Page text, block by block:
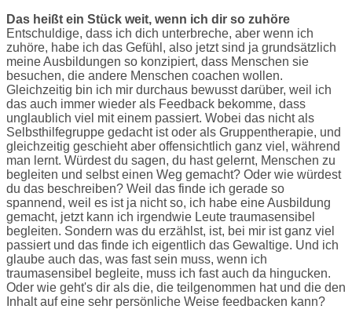
Das heißt ein Stück weit, wenn ich dir so zuhöre
Entschuldige, dass ich dich unterbreche, aber wenn ich
zuhöre, habe ich das Gefühl, also jetzt sind ja grundsätzlich
meine Ausbildungen so konzipiert, dass Menschen sie
besuchen, die andere Menschen coachen wollen.
Gleichzeitig bin ich mir durchaus bewusst darüber, weil ich
das auch immer wieder als Feedback bekomme, dass
unglaublich viel mit einem passiert. Wobei das nicht als
Selbsthilfegruppe gedacht ist oder als Gruppentherapie, und
gleichzeitig geschieht aber offensichtlich ganz viel, während
man lernt. Würdest du sagen, du hast gelernt, Menschen zu
begleiten und selbst einen Weg gemacht? Oder wie würdest
du das beschreiben? Weil das finde ich gerade so
spannend, weil es ist ja nicht so, ich habe eine Ausbildung
gemacht, jetzt kann ich irgendwie Leute traumasensibel
begleiten. Sondern was du erzählst, ist, bei mir ist ganz viel
passiert und das finde ich eigentlich das Gewaltige. Und ich
glaube auch das, was fast sein muss, wenn ich
traumasensibel begleite, muss ich fast auch da hingucken.
Oder wie geht's dir als die, die teilgenommen hat und die den
Inhalt auf eine sehr persönliche Weise feedbacken kann?